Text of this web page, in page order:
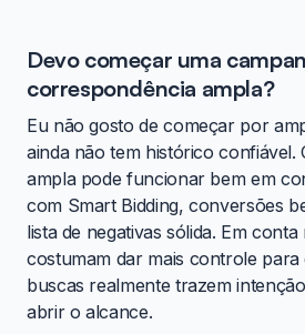
Devo começar uma
correspondência ampla?
Eu não gosto de começar por
ainda não tem histórico confiável.
ampla pode funcionar bem em
com Smart Bidding, conversões
lista de negativas sólida. Em
costumam dar mais controle para
buscas realmente trazem
abrir o alcance.